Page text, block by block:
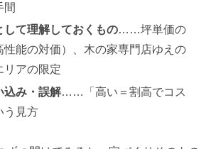
間
して理解しておくもの……坪単価の
性能の対価）、木の家専門店ゆえの
リアの限定
込み・誤解……「高い＝割高でコス
う見方